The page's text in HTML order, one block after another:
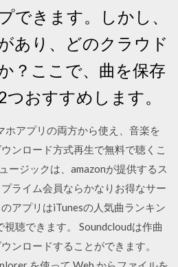
できます。しかし、
あり、どのクラウド
？ここで、曲を保存
おすすめします。
アプリの両方から使え、音楽を
ンロード方式再生で無料で聴くこ
ージックは、amazonが提供するス
ライム会員ならかなりお得なサー
アプリはiTunesの人気曲ランキン
聴できます。 Soundcloudは作曲
ンロードすることができます。